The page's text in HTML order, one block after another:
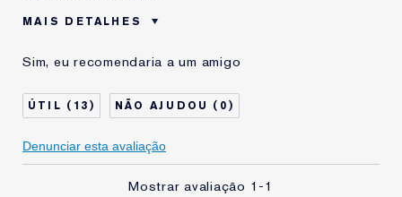
MAIS DETALHES
Tipo de Pele
Oleosa
Preocupação com a
Pele
Lifiting e Firmação
Lauder há
Sim, eu recomendaria a um amigo
13 0
Denunciar esta avaliação
Mostrar avaliação 1-1